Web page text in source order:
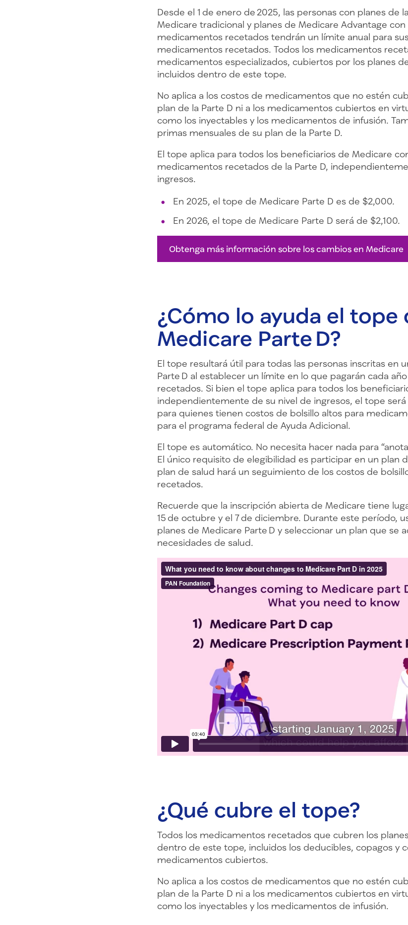
Desde el 1 de enero de 2025, las personas con planes de
Medicare tradicional y planes de Medicare Advantage
medicamentos recetados tendrán un límite anual para
medicamentos recetados. Todos los medicamentos
medicamentos especializados, cubiertos por los planes
incluidos dentro de este tope.
No aplica a los costos de medicamentos que no estén
plan de la Parte D ni a los medicamentos cubiertos en
como los inyectables y los medicamentos de infusión.
primas mensuales de su plan de la Parte D.
El tope aplica para todos los beneficiarios de Medicare
medicamentos recetados de la Parte D,
ingresos.
En 2025, el tope de Medicare Parte D es de $2,000.
En 2026, el tope de Medicare Parte D será de $2,100.
Obtenga más información sobre los cambios en Medicare
¿Cómo lo ayuda el tope
Medicare Parte D?
El tope resultará útil para todas las personas inscritas en
Parte D al establecer un límite en lo que pagarán cada
recetados. Si bien el tope aplica para todos los
independientemente de su nivel de ingresos, el tope
para quienes tienen costos de bolsillo altos para
para el programa federal de Ayuda Adicional.
El tope es automático. No necesita hacer nada para
El único requisito de elegibilidad es participar en un plan
plan de salud hará un seguimiento de los costos de
recetados.
Recuerde que la inscripción abierta de Medicare tiene
15 de octubre y el 7 de diciembre. Durante este período,
planes de Medicare Parte D y seleccionar un plan que se
necesidades de salud.
¿Qué cubre el tope?
Todos los medicamentos recetados que cubren los
dentro de este tope, incluidos los deducibles, copagos y
medicamentos cubiertos.
No aplica a los costos de medicamentos que no estén
plan de la Parte D ni a los medicamentos cubiertos en
como los inyectables y los medicamentos de infusión.